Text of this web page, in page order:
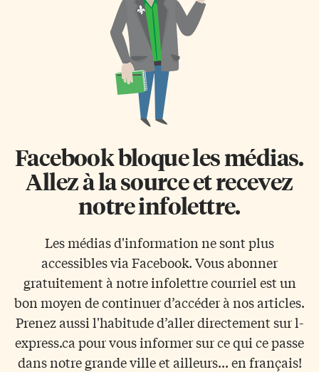
Facebook bloque les médias.
Allez à la source et recevez
notre infolettre.
Les médias d'information ne sont plus
accessibles via Facebook. Vous abonner
gratuitement à notre infolettre courriel est un
bon moyen de continuer d’accéder à nos articles.
Prenez aussi l'habitude d’aller directement sur l-
express.ca pour vous informer sur ce qui ce passe
dans notre grande ville et ailleurs... en français!